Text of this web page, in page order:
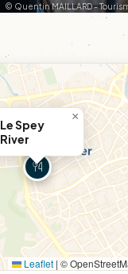
© Quentin MAILLARD -
Le Spey
River
×
Leaflet | ©